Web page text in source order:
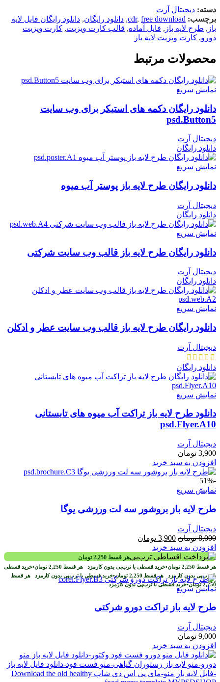
دسته: دیجیتال آرت
برچسب:
cdr, free download
, دانلود رایگان, دانلود رایگان فایل لایه
باز , طرح لایه باز , فایل آماده, قالب کارت ویزیت, کارت ویزیت
دورو, کارت ویزیت لایه باز
محصولات مرتبط
نمایش سریع
دانلود رایگان دکمه های استیکر برای وب سایت
psd.Button5
دیجیتال آرت
دانلود رایگان
نمایش سریع
دانلود رایگان طرح لايه باز پوستر آب میوه
دیجیتال آرت
دانلود رایگان
نمایش سریع
دانلود رایگان طرح لایه باز قالب وب سایت شرکتی
دیجیتال آرت
دانلود رایگان
نمایش سریع
دانلود رایگان طرح لایه باز قالب وب سایت عطر و ادکلن
دیجیتال آرت
دانلود رایگان
نمایش سریع
دانلود طرح لايه باز تراکت آب میوه های تابستانی
psd.Flyer.A10
دیجیتال آرت
3,900 تومان
افزودن به سبد خرید
-51%
نمایش سریع
طرح لايه باز بروشور سه لت ورزشی یوگا
دیجیتال آرت
8,000 تومان قیمت
اصلی
8,000 تومان
بود.
3,900 تومان
3,900 تومان
است.
افزودن به سبد خرید
هر قسط 2,250 تومان
هر قسط 2,250 تومان•خرید قسطی با ترب‌پی بدون کارمزد هر قسط 2,250 تومان•خرید قسطی
با ترب‌پی بدون کارمزد هر قسط 2,250 تومان•خرید قسطی با ترب‌پی بدون کارمزد هر قسط
2,250 تومان•خرید قسطی با ترب‌پی بدون کارمزدنمایش سریع
طرح لايه باز تراکت دورو شرکتی
دیجیتال آرت
9,000 تومان
افزودن به سبد خرید